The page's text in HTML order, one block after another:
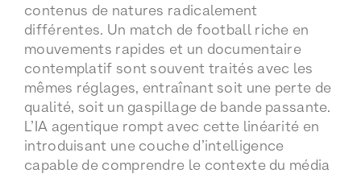
contenus de natures radicalement
différentes. Un match de football riche en
mouvements rapides et un documentaire
contemplatif sont souvent traités avec les
mêmes réglages, entraînant soit une perte de
qualité, soit un gaspillage de bande passante.
L’IA agentique rompt avec cette linéarité en
introduisant une couche d’intelligence
capable de comprendre le contexte du média